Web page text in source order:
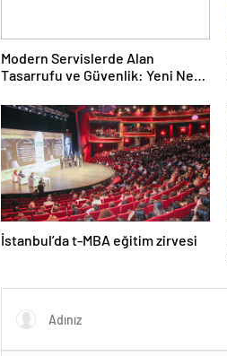
Modern Servislerde Alan
Tasarrufu ve Güvenlik: Yeni Nesil
İstanbul’da t-MBA eğitim zirvesi